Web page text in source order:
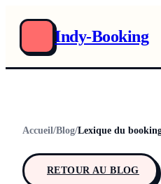
Indy-Booking
Accueil/Blog/
RETOUR AU BLOG